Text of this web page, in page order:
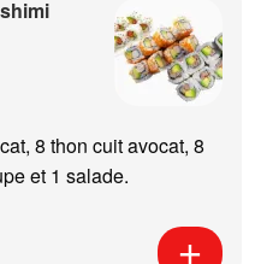
8 thon cuit avocat, 8
et 1 salade.